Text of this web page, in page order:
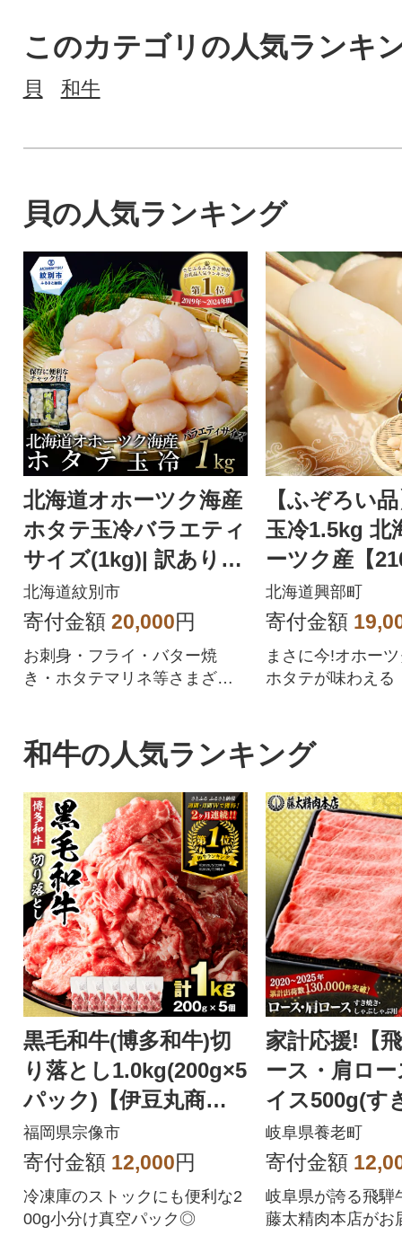
このカテゴリの人気ランキ
貝 和牛
貝の人気ランキング
北海道オホーツク海産
ホタテ玉冷バラエティ
サイズ(1kg)| 訳あり
サイズ不揃い ★
北海道紋別市
寄付金額 20,000円
お刺身・フライ・バター焼
き・ホタテマリネ等さまざま
年貝)を放流してから4年間流氷
や水温の低い荒波の中で逞し
く育つ為、養殖とは、まった
く違い旨味が凝縮されており
食感も良いと言われておりま
す。食べ応え抜群のホタテを
ドドーンとたっぷり1kgを紋別
市よりお届け。パッケージは
チャック付きで保存に便利で
す!
【ふぞろい
玉冷1.5kg 北
ーツク産【
北海道興部町
寄付金額
まさに今!オホー
ホタテが味わえる
和牛の人気ランキング
黒毛和牛(博多和牛)切
り落とし1.0kg(200g×5
パック)【伊豆丸商
店】_HA1511
福岡県宗像市
寄付金額 12,000円
冷凍庫のストックにも便利な2
00g小分け真空パック◎
家計応援!【
ース・肩ロ
イス500g(す
ゃぶしゃぶ)
黒毛和牛
岐阜県養老町
寄付金額
岐阜県が誇る飛騨
藤太精肉本店がお